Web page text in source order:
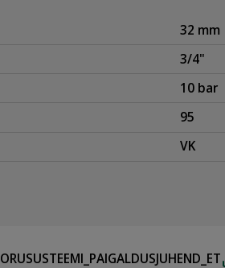
32 mm
3/4"
10 bar
95
VK